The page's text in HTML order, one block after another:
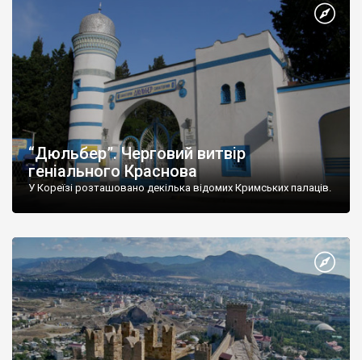
“Дюльбер”. Черговий витвір
геніального Краснова
У Кореїзі розташовано декілька відомих Кримських палаців.